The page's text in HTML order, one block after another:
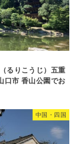
るりこうじ）五重
口市 香山公園でお
中国・四国